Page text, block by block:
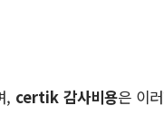
, certik 감사비용은 이